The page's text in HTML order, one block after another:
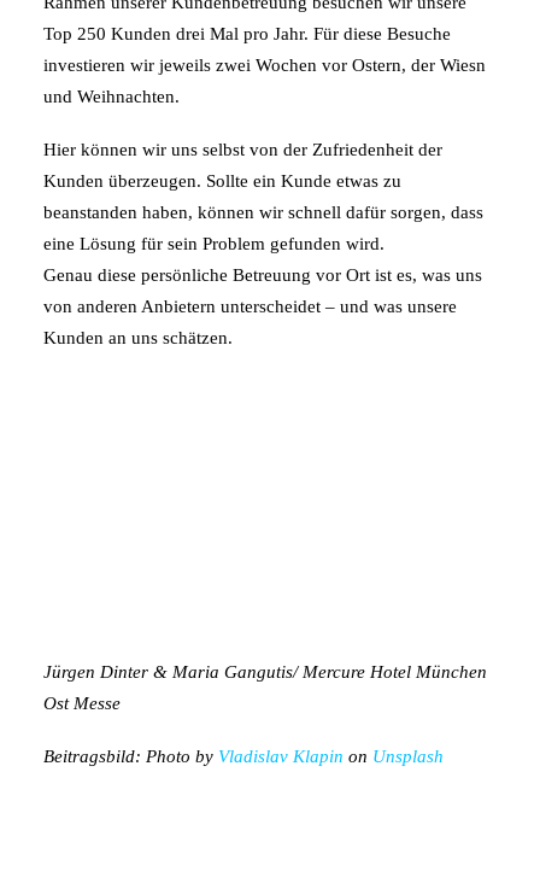
Top 250 Kunden drei Mal pro Jahr. Für diese Besuche
investieren wir jeweils zwei Wochen vor Ostern, der Wiesn
und Weihnachten.
Hier können wir uns selbst von der Zufriedenheit der
Kunden überzeugen. Sollte ein Kunde etwas zu
beanstanden haben, können wir schnell dafür sorgen, dass
eine Lösung für sein Problem gefunden wird.
Genau diese persönliche Betreuung vor Ort ist es, was uns
von anderen Anbietern unterscheidet – und was unsere
Kunden an uns schätzen.
Jürgen Dinter & Maria Gangutis/ Mercure Hotel München
Ost Messe
Beitragsbild: Photo by Vladislav Klapin on Unsplash